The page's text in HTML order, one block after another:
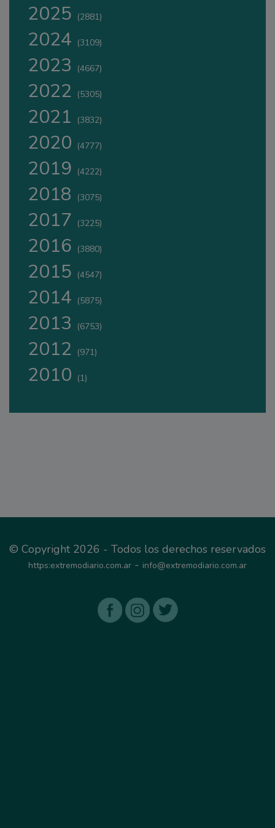
2025 (2881)
2024 (3109)
2023 (4667)
2022 (5305)
2021 (3832)
2020 (4777)
2019 (4222)
2018 (3075)
2017 (3225)
2016 (3880)
2015 (4547)
2014 (5875)
2013 (6753)
2012 (971)
2010 (1)
© Copyright 2026 - Todos los derechos reservados
https:extremodiario.com.ar - info@extremodiario.com.ar